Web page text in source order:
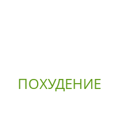
ПОХУДЕНИЕ